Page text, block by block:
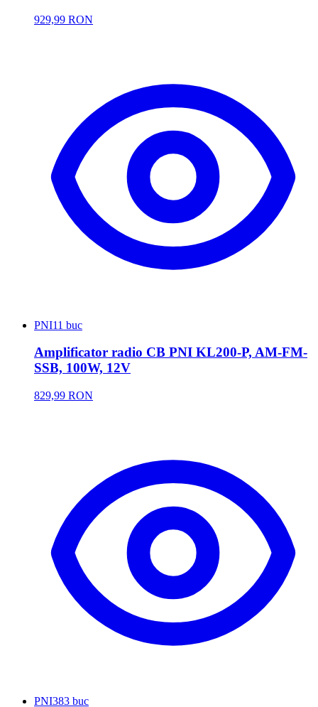
929,99 RON
PNI11 buc
Amplificator radio CB PNI KL200-P, AM-FM-
SSB, 100W, 12V
829,99 RON
PNI383 buc